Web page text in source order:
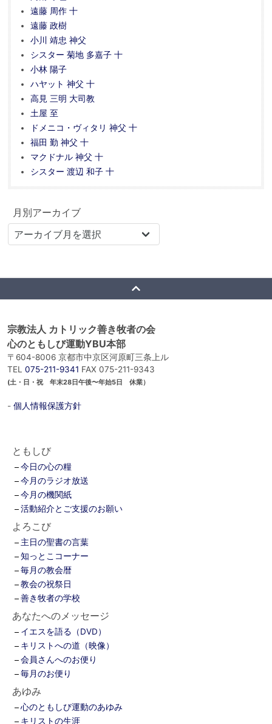
遠藤 周作 十
遠藤 政樹
小川 靖忠 神父
シスター 菊地 多嘉子 十
小林 陽子
ハヤット 神父 十
高見 三明 大司教
土屋 至
ドメニコ・ヴィタリ 神父 十
福田 勤 神父 十
マクドナル 神父 十
シスター 渡辺 和子 十
月別アーカイブ
宗教法人 カトリック善き牧者の会
心のともしび運動YBU本部
〒604-8006 京都市中京区河原町三条上ル
TEL 075-211-9341 FAX 075-211-9343
(土・日・祝 年末28日午後〜年始5日 休業）
- 個人情報保護方針
ともしび
今日の心の糧
今月のラジオ放送
今月の機関紙
活動紹介とご支援のお願い
よろこび
主日の聖書の言葉
知っとこコーナー
毎月の教会暦
教会の祝祭日
善き牧者の学校
あなたへのメッセージ
イエスを語る（DVD）
キリストへの道（映像）
会員さんへのお便り
毎月のお便り
あゆみ
心のともしび運動のあゆみ
キリストの生涯